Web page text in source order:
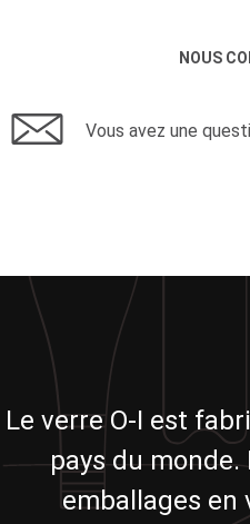
NOUS
Vous avez une
Le verre O-I est
pays du monde.
emballages en